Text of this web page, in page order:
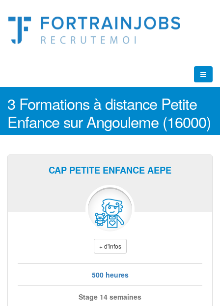
3 Formations à distance Petite
Enfance sur Angouleme (16000)
CAP PETITE ENFANCE AEPE
+ d'infos
500 heures
Stage 14 semaines